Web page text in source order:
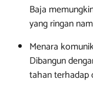
Baja
yang ringan
Menara
Dibangun
tahan terhadap